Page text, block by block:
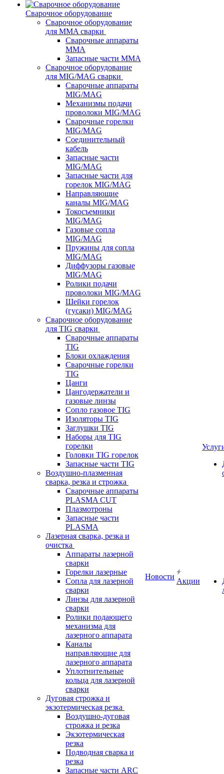
Сварочное оборудование
Сварочное оборудование
для MMA сварки
Сварочные аппараты
MMA
Запасные части MMA
Сварочное оборудование
для MIG/MAG сварки
Сварочные аппараты
MIG/MAG
Механизмы подачи
проволоки MIG/MAG
Сварочные горелки
MIG/MAG
Соединительный
кабель
Запасные части
MIG/MAG
Запасные части для
горелок MIG/MAG
Направляющие
каналы MIG/MAG
Токосъемники
MIG/MAG
Газовые сопла
MIG/MAG
Пружины для сопла
MIG/MAG
Диффузоры газовые
MIG/MAG
Ролики подачи
проволоки MIG/MAG
Шейки горелок
(гусаки) MIG/MAG
Сварочное оборудование
для TIG сварки
Сварочные аппараты
TIG
Блоки охлаждения
Сварочные горелки
TIG
Цанги
Цангодержатели и
газовые линзы
Сопло газовое TIG
Изоляторы TIG
Заглушки TIG
Наборы для TIG
горелки
Головки TIG горелок
Запасные части TIG
Воздушно-плазменная
сварка, резка и строжка
Сварочные аппараты
PLASMA CUT
Плазмотроны
Запасные части
PLASMA
Лазерная сварка, резка и
очистка
Аппараты лазерной
сварки
Горелки лазерные
Сопла для лазерной
сварки
Линзы для лазерной
сварки
Ролики подающего
механизма для
лазерного аппарата
Каналы
направляющие для
лазерного аппарата
Уплотнительные
кольца для лазерной
сварки
Дуговая строжка и
экзотермическая резка
Воздушно-дуговая
строжка и резка
Экзотермическая
резка
Подводная сварка и
резка
Запасные части ARC
Новости
Акции